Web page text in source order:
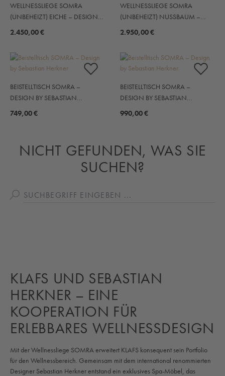
WELLNESSLIEGE SOMRA
(UNBEHEIZT) EICHE – DESIGN
BY SEBASTIAN HERKNER
2.450,00 €
WELLNESSLIEGE SOMRA
(UNBEHEIZT) NUSSBAUM –
DESIGN BY SEBASTIAN
HERKNER
2.950,00 €
BEISTELLTISCH SOMRA –
DESIGN BY SEBASTIAN
HERKNER
749,00 €
BEISTELLTISCH SOMRA –
DESIGN BY SEBASTIAN
HERKNER
990,00 €
NICHT GEFUNDEN, WAS SIE
SUCHEN?
KLAFS UND SEBASTIAN
HERKNER – EINE
KOOPERATION FÜR
ERLEBBARES WELLNESSDESIGN
Mit der Wellnessliege SOMRA erweitert KLAFS konsequent sein Portfolio
für den Wellnessbereich. Gemeinsam mit dem international renommierten
Designer Sebastian Herkner entstand ein exklusives Spa-Möbel, das